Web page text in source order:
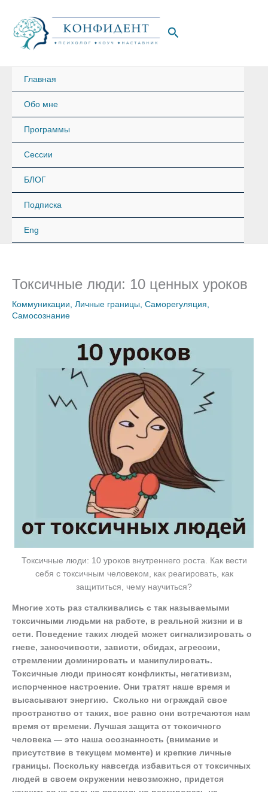
содержимому
Поиск
Главная
Обо мне
Программы
Сессии
БЛОГ
Подписка
Eng
Токсичные люди: 10 ценных уроков
Коммуникации, Личные границы, Саморегуляция,
Самосознание
Токсичные люди: 10 уроков внутреннего роста. Как вести
себя с токсичным человеком, как реагировать, как
защититься, чему научиться?
Многие хоть раз сталкивались с так называемыми
токсичными людьми на работе, в реальной жизни и в
сети. Поведение таких людей может сигнализировать о
гневе, заносчивости, зависти, обидах, агрессии,
стремлении доминировать и манипулировать.
Токсичные люди приносят конфликты, негативизм,
испорченное настроение. Они тратят наше время и
высасывают энергию. Сколько ни ограждай свое
пространство от таких, все равно они встречаются нам
время от времени. Лучшая защита от токсичного
человека — это наша осознанность (внимание и
присутствие в текущем моменте) и крепкие личные
границы. Поскольку навсегда избавиться от токсичных
людей в своем окружении невозможно, придется